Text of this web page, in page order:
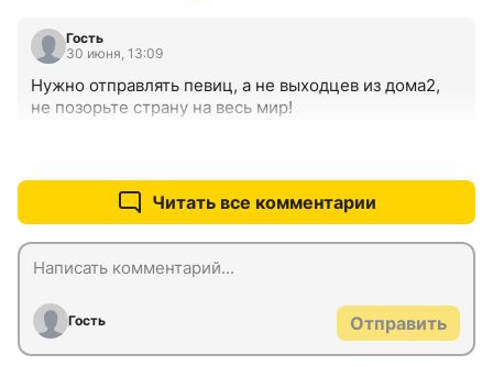
Гость
30 июня, 13:09
Нужно отправлять певиц, а не выходцев из дома2,
не позорьте страну на весь мир!
Читать все комментарии
Гость Отправить